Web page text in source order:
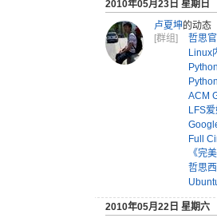
2010年05月23日 星期日
卢夏坤的动态
[群组]
哲思
Linux
ACM
LFS
Full
《完
哲思
2010年05月22日 星期六